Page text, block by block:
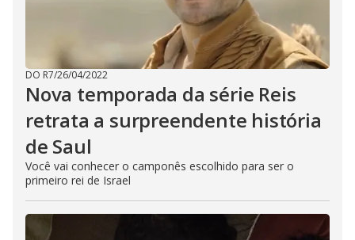
DO R7/26/04/2022
Nova temporada da série Reis
retrata a surpreendente história
de Saul
Você vai conhecer o camponês escolhido para ser o
primeiro rei de Israel